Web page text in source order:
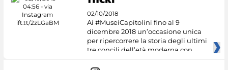
02/10/2018
Ai #MuseiCapitolini fino al 9
dicembre 2018 un’occasione unica
per ripercorrere la storia degli ultimi
tre concili dell’età moderna con